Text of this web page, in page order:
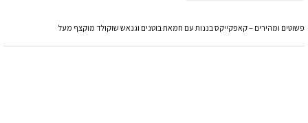
פשוטים ומהירים – קאפקייקס בננות עם חמאת בוטנים וגנאש שוקולד מוקצף מעל